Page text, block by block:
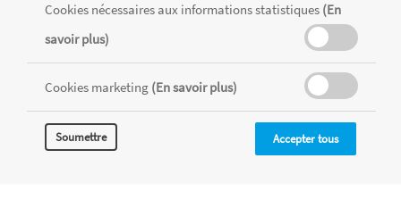
Cookies nécessaires aux informations statistiques (En
savoir plus)
Cookies marketing (En savoir plus)
Soumettre Accepter tous
Tous les produits sont vendus dans la limite des stocks disponibles de
chaque magasin, toutes taxes comprises.
MENTIONS LÉGALES CONDITIONS GÉNÉRALES